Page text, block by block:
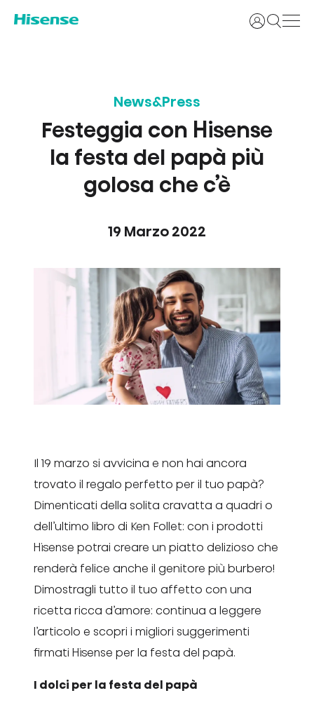
Accedi
News&Press
Festeggia con Hisense
la festa del papà più
golosa che c’è
19 Marzo 2022
Il 19 marzo si avvicina e non hai ancora
trovato il regalo perfetto per il tuo papà?
Dimenticati della solita cravatta a quadri o
dell’ultimo libro di Ken Follet: con i prodotti
Hisense potrai creare un piatto delizioso che
renderà felice anche il genitore più burbero!
Dimostragli tutto il tuo affetto con una
ricetta ricca d’amore: continua a leggere
l’articolo e scopri i migliori suggerimenti
firmati Hisense per la festa del papà.
I dolci per la festa del papà